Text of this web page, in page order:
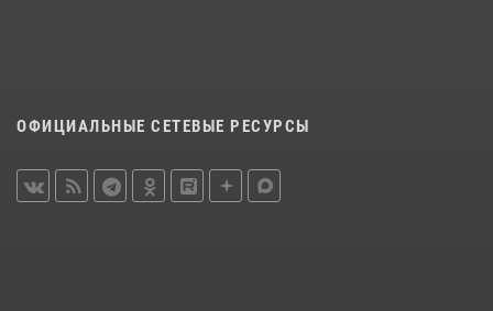
ОФИЦИАЛЬНЫЕ СЕТЕВЫЕ РЕСУРСЫ